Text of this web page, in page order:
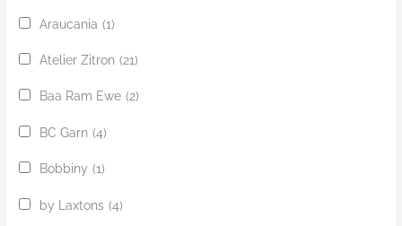
Araucania (1)
Atelier Zitron (21)
Baa Ram Ewe (2)
BC Garn (4)
Bobbiny (1)
by Laxtons (4)